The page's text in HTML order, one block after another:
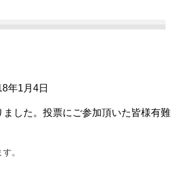
年1月4日
ました。投票にご参加頂いた皆様有難
。